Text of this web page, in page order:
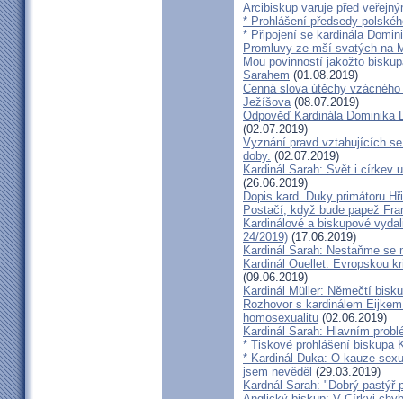
Arcibiskup varuje před
* Prohlášení předsedy
* Připojení se kardinála
Promluvy ze mší svatých na
Mou povinností jakožto
Sarahem (01.08.2019)
Cenná slova útěchy
Ježíšova(08.07.2019)
Odpověď Kardinála Dominika
(02.07.2019)
Vyznání pravd vztahujících
doby. (02.07.2019)
Kardinál Sarah: Svět i církev
(26.06.2019)
Dopis kard. Duky primátoru
Postačí, když bude papež
Kardinálové a biskupové
24/2019) (17.06.2019)
Kardinál Sarah: Nestaňme
Kardinál Ouellet: Evropskou
(09.06.2019)
Kardinál Müller: Němečtí
Rozhovor s kardinálem
homosexualitu (02.06.2019)
Kardinál Sarah: Hlavním
* Tiskové prohlášení biskupa
* Kardinál Duka: O kauze
jsem nevěděl (29.03.2019)
Kardnál Sarah: "Dobrý